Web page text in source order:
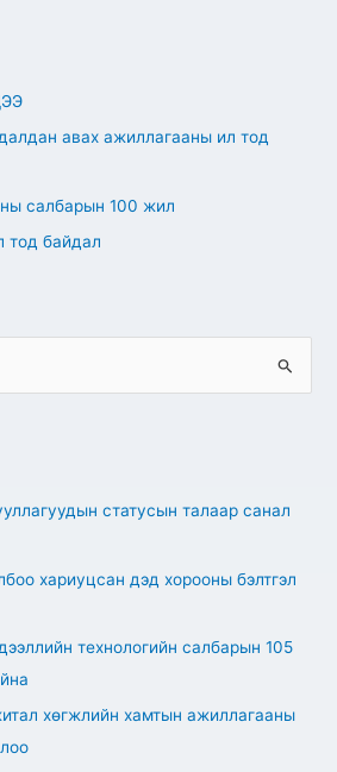
авах ажиллагааны ил тод
салбарын 100 жил
тод байдал
статусын талаар санал
хариуцсан дэд хорооны бэлтгэл
технологийн салбарын 105
хөгжлийн хамтын ажиллагааны